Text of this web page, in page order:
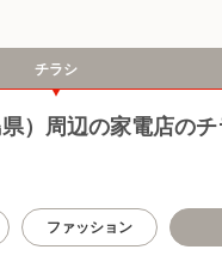
チラシ
）周辺の家電店の
ファッション